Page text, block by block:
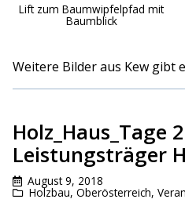
Lift zum Baumwipfelpfad mit
Baumblick
Weitere Bilder aus Kew gibt
Holz_Haus_Tage
Leistungsträger
August 9, 2018
Holzbau, Oberösterreich,